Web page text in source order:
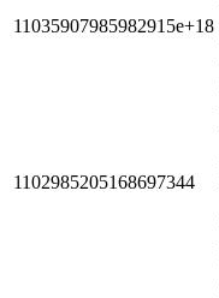
11035907985982915e+18
1102985205168697344